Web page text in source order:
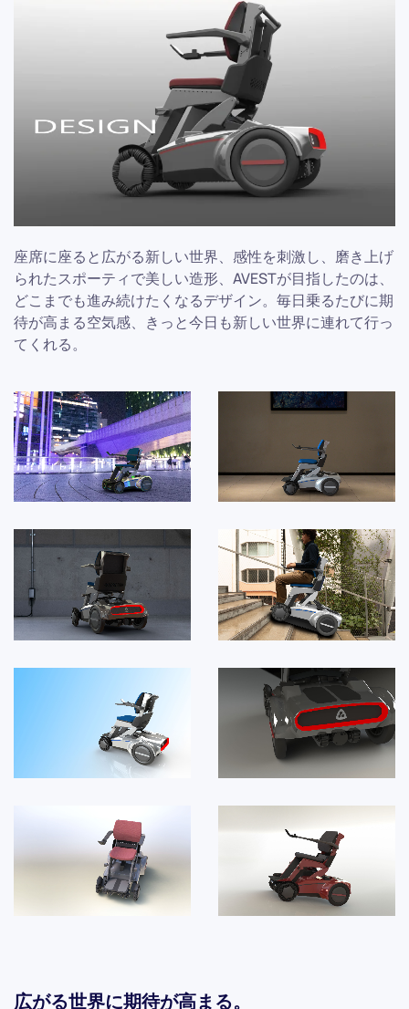
座席に座ると広がる新しい世界、感性を刺激し、磨き上げ
られたスポーティで美しい造形、AVESTが目指したのは、
どこまでも進み続けたくなるデザイン。毎日乗るたびに期
待が高まる空気感、きっと今日も新しい世界に連れて行っ
てくれる。
広がる世界に期待が高まる。